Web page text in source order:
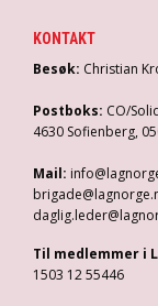
KONTAKT
Besøk: Christian
Postboks: CO/
4630 Sofienberg,
Mail:
Til medlemmer i
1503 12 55446